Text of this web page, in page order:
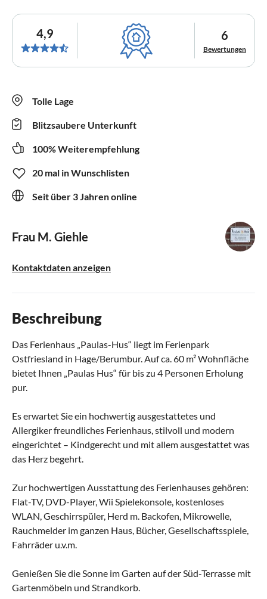
4,9 6
Bewertungen
Tolle Lage
Blitzsaubere Unterkunft
100% Weiterempfehlung
20 mal in Wunschlisten
Seit über 3 Jahren online
Frau M. Giehle
Kontaktdaten anzeigen
Beschreibung
Das Ferienhaus „Paulas-Hus“ liegt im Ferienpark
Ostfriesland in Hage/Berumbur. Auf ca. 60 m² Wohnfläche
bietet Ihnen „Paulas Hus“ für bis zu 4 Personen Erholung
pur.
Es erwartet Sie ein hochwertig ausgestattetes und
Allergiker freundliches Ferienhaus, stilvoll und modern
eingerichtet – Kindgerecht und mit allem ausgestattet was
das Herz begehrt.
Zur hochwertigen Ausstattung des Ferienhauses gehören:
Flat-TV, DVD-Player, Wii Spielekonsole, kostenloses
WLAN, Geschirrspüler, Herd m. Backofen, Mikrowelle,
Rauchmelder im ganzen Haus, Bücher, Gesellschaftsspiele,
Fahrräder u.v.m.
Genießen Sie die Sonne im Garten auf der Süd-Terrasse mit
Gartenmöbeln und Strandkorb.